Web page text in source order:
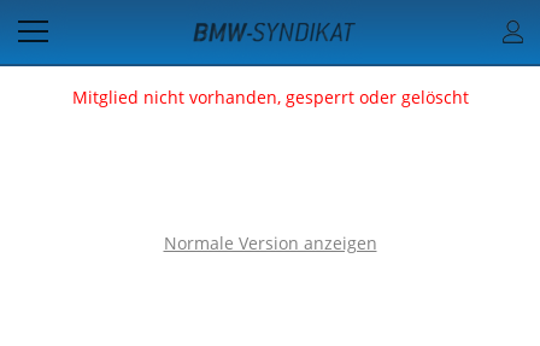
Mitglied nicht vorhanden, gesperrt oder gelöscht
Normale Version anzeigen